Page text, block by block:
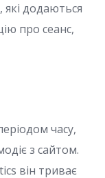
додаються
про сеанс,
часу,
з сайтом.
він триває